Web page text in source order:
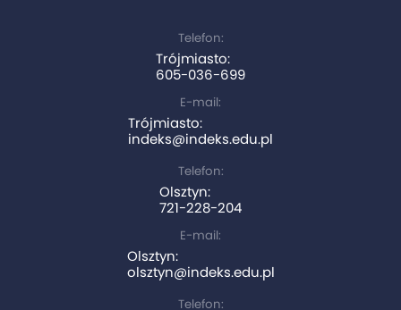
Telefon:
Trójmiasto:
605-036-699
E-mail:
Trójmiasto:
indeks@indeks.edu.pl
Telefon:
Olsztyn:
721-228-204
E-mail:
Olsztyn:
olsztyn@indeks.edu.pl
Telefon: